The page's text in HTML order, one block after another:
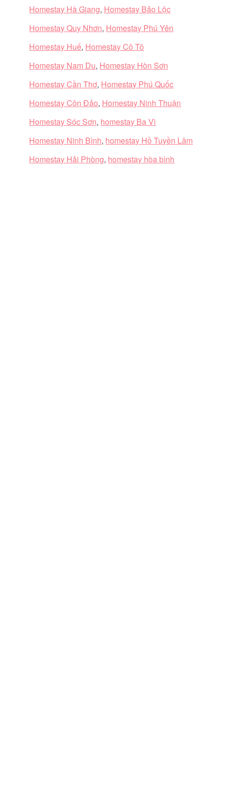
Homestay Hà Giang, Homestay Bảo Lộc
Homestay Quy Nhơn, Homestay Phú Yên
Homestay Huế, Homestay Cô Tô
Homestay Nam Du, Homestay Hòn Sơn
Homestay Cần Thơ, Homestay Phú Quốc
Homestay Côn Đảo, Homestay Ninh Thuận
Homestay Sóc Sơn, homestay Ba Vì
Homestay Ninh Bình, homestay Hồ Tuyền Lâm
Homestay Hải Phòng, homestay hòa bình